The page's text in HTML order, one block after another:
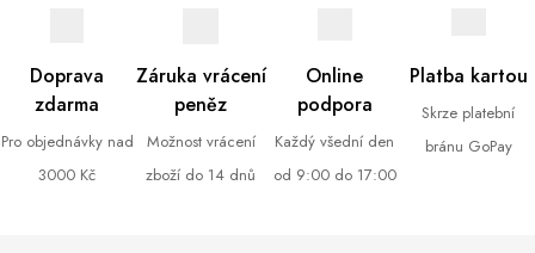
Doprava
zdarma
Pro objednávky nad
3000 Kč
Záruka vrácení
peněz
Možnost vrácení
zboží do 14 dnů
Online
podpora
Každý všední den
od 9:00 do 17:00
Platba kartou
Skrze platební
bránu GoPay